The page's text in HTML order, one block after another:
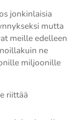
jonkinlaisia
mutta
meille edelleen
ne
miljoonille
riittää